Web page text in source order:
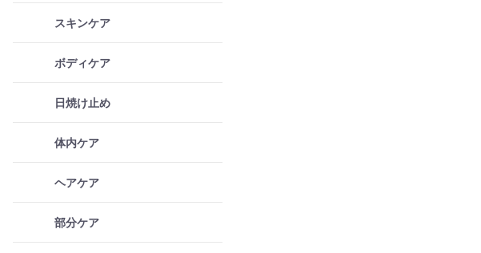
スキンケア
ボディケア
日焼け止め
体内ケア
ヘアケア
部分ケア